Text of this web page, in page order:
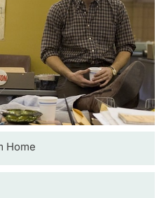
Home